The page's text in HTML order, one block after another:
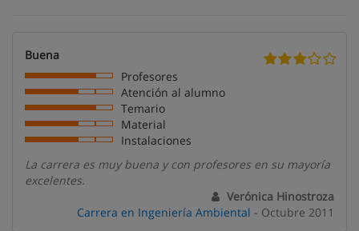
Buena
Profesores
Atención al alumno
Temario
Material
Instalaciones
La carrera es muy buena y con profesores en su mayoría
excelentes.
Verónica Hinostroza
Carrera en Ingeniería Ambiental - Octubre 2011